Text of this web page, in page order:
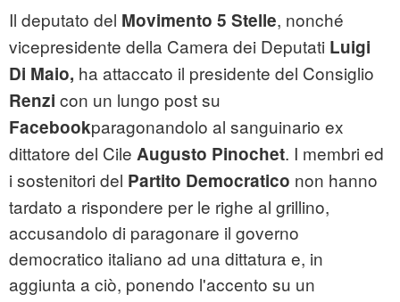
Il deputato del Movimento 5 Stelle, nonché
vicepresidente della Camera dei Deputati Luigi
Di Maio, ha attaccato il presidente del Consiglio
Renzi con un lungo post su
Facebookparagonandolo al sanguinario ex
dittatore del Cile Augusto Pinochet. I membri ed
i sostenitori del Partito Democratico non hanno
tardato a rispondere per le righe al grillino,
accusandolo di paragonare il governo
democratico italiano ad una dittatura e, in
aggiunta a ciò, ponendo l'accento su un